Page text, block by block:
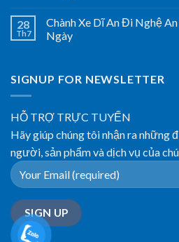
28
Th7
Chành Xe Dĩ An Đi Nghệ
Ngày
SIGNUP FOR NEWSLETTER
HỖ TRỢ TRỰC TUYẾN
Hãy giúp chúng tôi nhận ra những
người, sản phẩm và dịch vụ của